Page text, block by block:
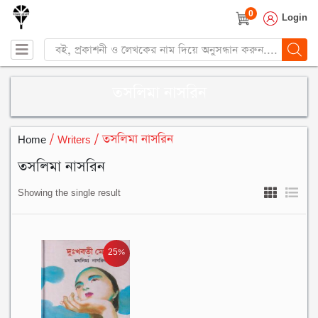
0 Login
Products
search
Home / Writers / তসলিমা নাসরিন
তসলিমা নাসরিন
Showing the single result
25%